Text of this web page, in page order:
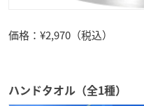
価格：¥2,970（税込）
ハンドタオル（全1種）